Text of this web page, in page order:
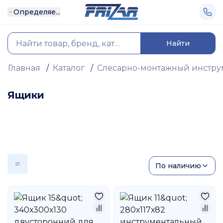
Определяе...
Найти
Главная / Каталог / Слесарно-монтажный
Ящики
По наличию